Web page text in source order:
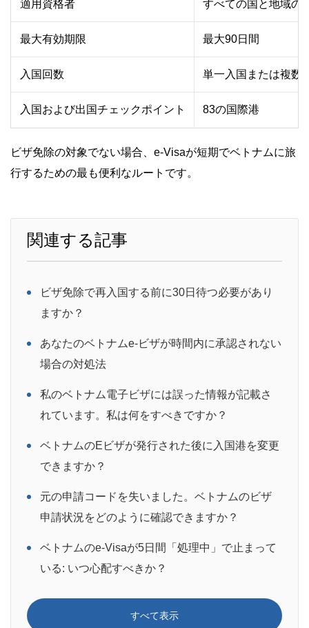
適用資格者 すべての国と地域の
最大有効期限 最大90日間
入国回数 単一入国または複数
入国および出国チェックポイント 83の国際港
ビザ免除の対象でない場合、e-Visaが短期でベトナムに旅
行するための最も便利なルートです。
関連する記事
ビザ免除で再入国する前に30日待つ必要があり
ますか？
あなたのベトナムe-ビザが時間内に承認されない
場合の対処法
私のベトナム電子ビザには誤った情報が記載さ
れています。私は何をすべきですか？
ベトナムのEビザが発行された後に入国港を変更
できますか？
元の申請コードを失いました。ベトナムのビザ
申請状況をどのように確認できますか？
ベトナムのe-Visaが5日間「処理中」で止まって
いる: いつ心配すべきか？
すべて表示